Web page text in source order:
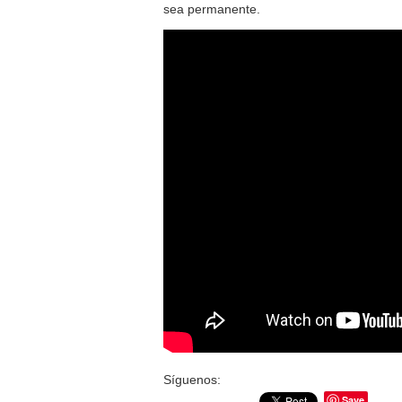
sea permanente.
Síguenos: